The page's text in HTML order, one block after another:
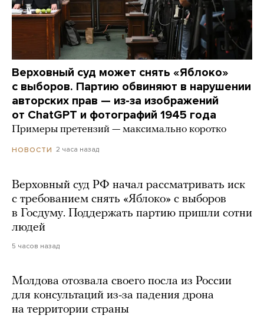
Верховный суд может снять «Яблоко»
с выборов. Партию обвиняют в нарушении
авторских прав — из-за изображений
от ChatGPT и фотографий 1945 года
Примеры претензий — максимально коротко
НОВОСТИ 2 часа назад
Верховный суд РФ начал рассматривать иск
с требованием снять «Яблоко» с выборов
в Госдуму. Поддержать партию пришли сотни
людей
5 часов назад
Молдова отозвала своего посла из России
для консультаций из-за падения дрона
на территории страны